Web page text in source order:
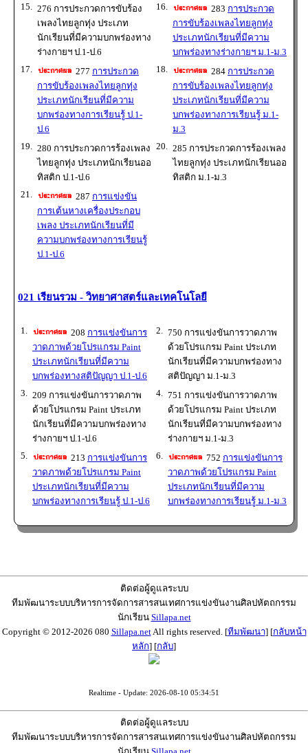
15.
276 การประกวดการขับร้อง
เพลงไทยลูกทุ่ง ประเภท
นักเรียนที่มีความบกพร่องทาง
ร่างกายฯ ป.1-ป.6
16. 283 การประกวด
การขับร้องเพลงไทยลูกทุ่ง
ประเภทนักเรียนที่มีความ
บกพร่องทางร่างกายฯ ม.1-ม.3
17.
277 การประกวด
การขับร้องเพลงไทยลูกทุ่ง
ประเภทนักเรียนที่มีความ
บกพร่องทางการเรียนรู้ ป.1-
ป.6
18. 284 การประกวด
การขับร้องเพลงไทยลูกทุ่ง
ประเภทนักเรียนที่มีความ
บกพร่องทางการเรียนรู้ ม.1-
ม.3
19.
280 การประกวดการร้องเพลง
ไทยลูกทุ่ง ประเภทนักเรียนออ
ทิสติก ป.1-ป.6
20.
285 การประกวดการร้องเพลง
ไทยลูกทุ่ง ประเภทนักเรียนออ
ทิสติก ม.1-ม.3
21.
287 การแข่งขัน
การเต้นหางเครื่องประกอบ
เพลง ประเภทนักเรียนที่มี
ความบกพร่องทางการเรียนรู้
ป.1-ป.6
021 เรียนรวม - วิทยาศาสตร์และเทคโนโลยี
1. 208 การแข่งขันการ
วาดภาพด้วยโปรแกรม Paint
ประเภทนักเรียนที่มีความ
บกพร่องทางสติปัญญา ป.1-ป.6
2.
750 การแข่งขันการวาดภาพ
ด้วยโปรแกรม Paint ประเภท
นักเรียนที่มีความบกพร่องทาง
สติปัญญา ม.1-ม.3
3.
209 การแข่งขันการวาดภาพ
ด้วยโปรแกรม Paint ประเภท
นักเรียนที่มีความบกพร่องทาง
ร่างกายฯ ป.1-ป.6
4.
751 การแข่งขันการวาดภาพ
ด้วยโปรแกรม Paint ประเภท
นักเรียนที่มีความบกพร่องทาง
ร่างกายฯ ม.1-ม.3
5.
213 การแข่งขันการ
วาดภาพด้วยโปรแกรม Paint
ประเภทนักเรียนที่มีความ
บกพร่องทางการเรียนรู้ ป.1-ป.6
6. 752 การแข่งขันการ
วาดภาพด้วยโปรแกรม Paint
ประเภทนักเรียนที่มีความ
บกพร่องทางการเรียนรู้ ม.1-ม.3
ติดต่อผู้ดูแลระบบ
ทีมพัฒนาระบบบริหารการจัดการสารสนเทศการแข่งขันงานศิลปหัตถกรรม
นักเรียน Sillapa.net
Copyright © 2012-2026 080 Sillapa.netAll rights reserved. [ทีมพัฒนา] [กลับหน้า
หลัก] [กลับ]
Realtime - Update: 2026-08-10 05:34:51
ติดต่อผู้ดูแลระบบ
ทีมพัฒนาระบบบริหารการจัดการสารสนเทศการแข่งขันงานศิลปหัตถกรรม